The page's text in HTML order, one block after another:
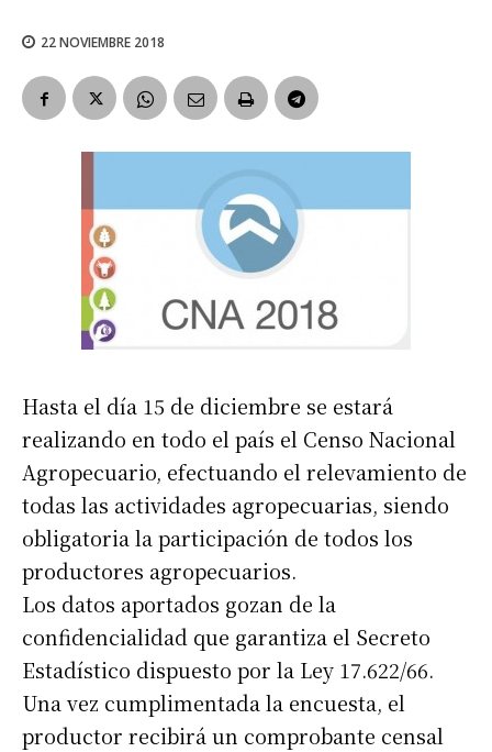
22 NOVIEMBRE 2018
Hasta el día 15 de diciembre se estará
realizando en todo el país el Censo Nacional
Agropecuario, efectuando el relevamiento de
todas las actividades agropecuarias, siendo
obligatoria la participación de todos los
productores agropecuarios.
Los datos aportados gozan de la
confidencialidad que garantiza el Secreto
Estadístico dispuesto por la Ley 17.622/66.
Una vez cumplimentada la encuesta, el
productor recibirá un comprobante censal